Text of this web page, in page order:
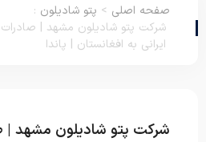
صفحه اصلی > پتو شادیلون :
شرکت پتو شادیلون مشهد | صادرات
ایرانی به افغانستان | پاندا
شرکت پتو شادیلون مشهد |